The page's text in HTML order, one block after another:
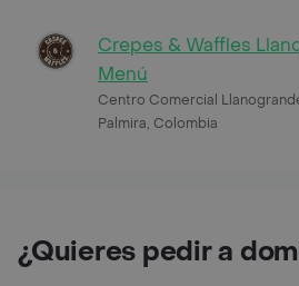
Crepes & Waffles
Menú
Centro Comercial
Palmira, Colombia
¿Quieres pedir a